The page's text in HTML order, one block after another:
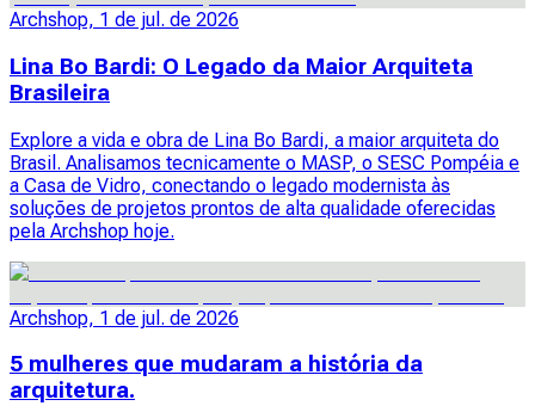
Archshop, 1 de jul. de 2026
Lina Bo Bardi: O Legado da Maior Arquiteta
Brasileira
Explore a vida e obra de Lina Bo Bardi, a maior arquiteta do
Brasil. Analisamos tecnicamente o MASP, o SESC Pompéia e
a Casa de Vidro, conectando o legado modernista às
soluções de projetos prontos de alta qualidade oferecidas
pela Archshop hoje.
Archshop, 1 de jul. de 2026
5 mulheres que mudaram a história da
arquitetura.